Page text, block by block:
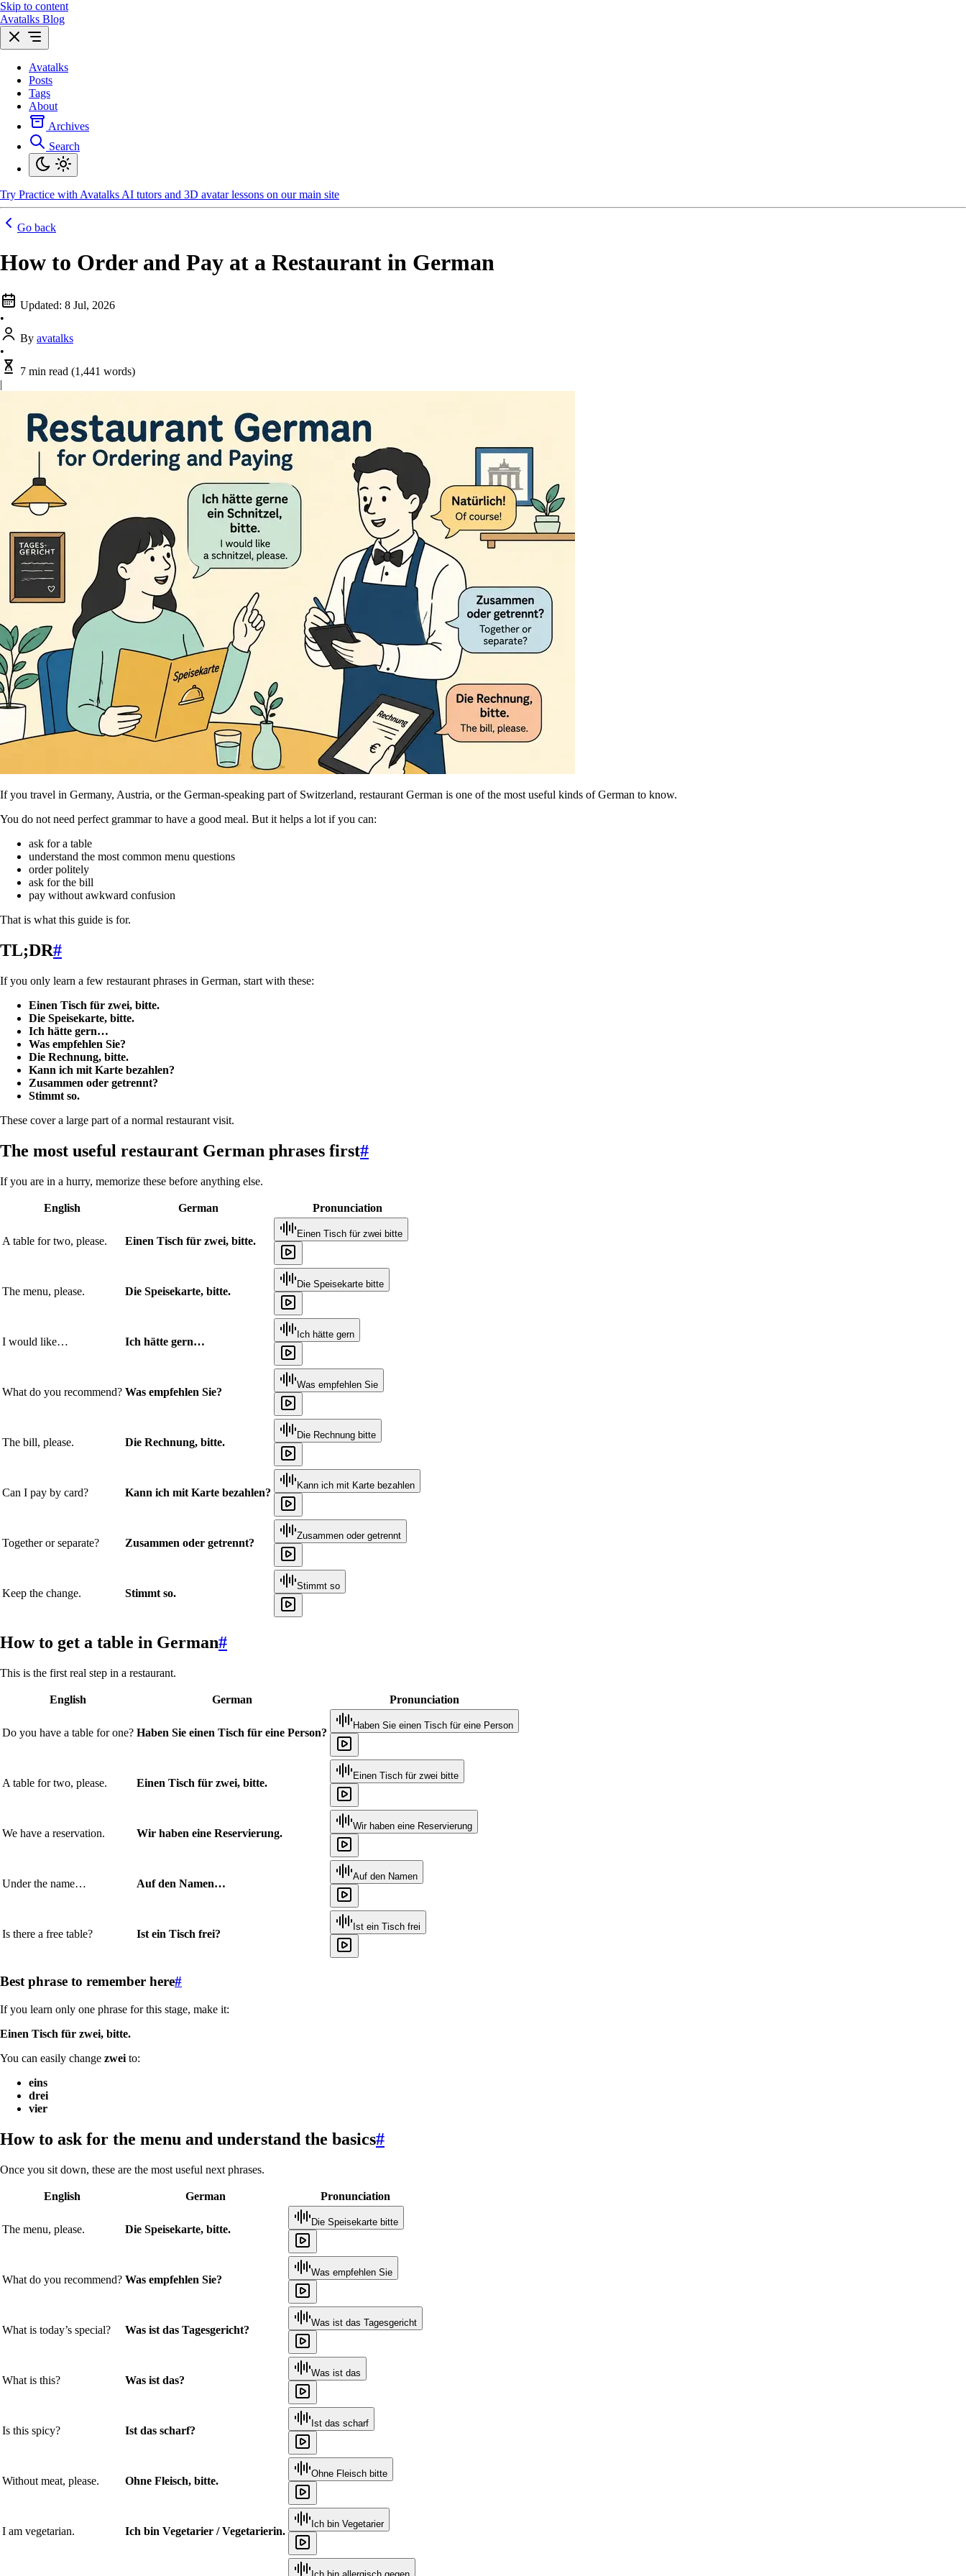
Skip to content
Avatalks Blog
Avatalks
Posts
Tags
About
Archives
Search
Try Practice with Avatalks AI tutors and 3D avatar lessons on our main site
Go back
How to Order and Pay at a Restaurant in German
Updated: 8 Jul, 2026
•
By avatalks
•
7 min read (1,441 words)
|
If you travel in Germany, Austria, or the German-speaking part of Switzerland, restaurant German is one of the most useful kinds of German to know.
You do not need perfect grammar to have a good meal. But it helps a lot if you can:
ask for a table
understand the most common menu questions
order politely
ask for the bill
pay without awkward confusion
That is what this guide is for.
TL;DR#
If you only learn a few restaurant phrases in German, start with these:
Einen Tisch für zwei, bitte.
Die Speisekarte, bitte.
Ich hätte gern…
Was empfehlen Sie?
Die Rechnung, bitte.
Kann ich mit Karte bezahlen?
Zusammen oder getrennt?
Stimmt so.
These cover a large part of a normal restaurant visit.
The most useful restaurant German phrases first#
If you are in a hurry, memorize these before anything else.
English German Pronunciation
A table for two, please. Einen Tisch für zwei, bitte.
Einen Tisch für zwei bitte
The menu, please. Die Speisekarte, bitte.
Die Speisekarte bitte
I would like… Ich hätte gern…
Ich hätte gern
What do you recommend? Was empfehlen Sie?
Was empfehlen Sie
The bill, please. Die Rechnung, bitte.
Die Rechnung bitte
Can I pay by card? Kann ich mit Karte bezahlen?
Kann ich mit Karte bezahlen
Together or separate? Zusammen oder getrennt?
Zusammen oder getrennt
Keep the change. Stimmt so.
Stimmt so
How to get a table in German#
This is the first real step in a restaurant.
English German Pronunciation
Do you have a table for one? Haben Sie einen Tisch für eine Person?
Haben Sie einen Tisch für eine Person
A table for two, please. Einen Tisch für zwei, bitte.
Einen Tisch für zwei bitte
We have a reservation. Wir haben eine Reservierung.
Wir haben eine Reservierung
Under the name… Auf den Namen…
Auf den Namen
Is there a free table? Ist ein Tisch frei?
Ist ein Tisch frei
Best phrase to remember here#
If you learn only one phrase for this stage, make it:
Einen Tisch für zwei, bitte.
You can easily change zwei to:
eins
drei
vier
How to ask for the menu and understand the basics#
Once you sit down, these are the most useful next phrases.
English German Pronunciation
The menu, please. Die Speisekarte, bitte.
Die Speisekarte bitte
What do you recommend? Was empfehlen Sie?
Was empfehlen Sie
What is today’s special? Was ist das Tagesgericht?
Was ist das Tagesgericht
What is this? Was ist das?
Was ist das
Is this spicy? Ist das scharf?
Ist das scharf
Without meat, please. Ohne Fleisch, bitte.
Ohne Fleisch bitte
I am vegetarian. Ich bin Vegetarier / Vegetarierin.
Ich bin Vegetarier